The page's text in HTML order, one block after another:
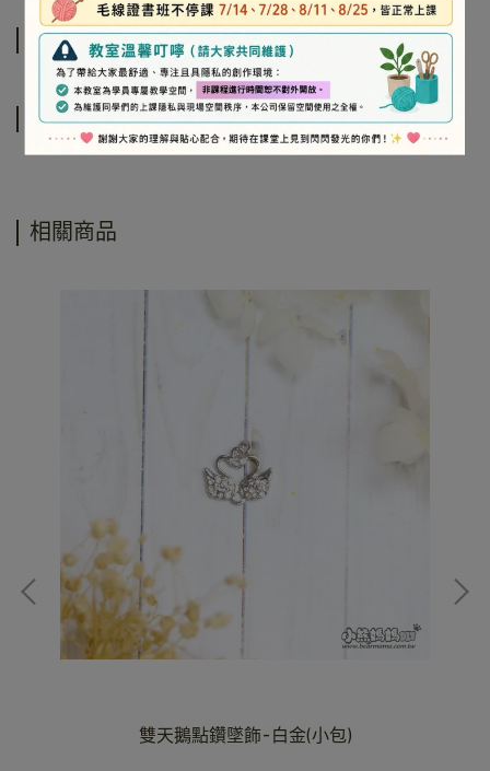
規格說明
運送方式
相關商品
雙天鵝點鑽墜飾-白金(小包)